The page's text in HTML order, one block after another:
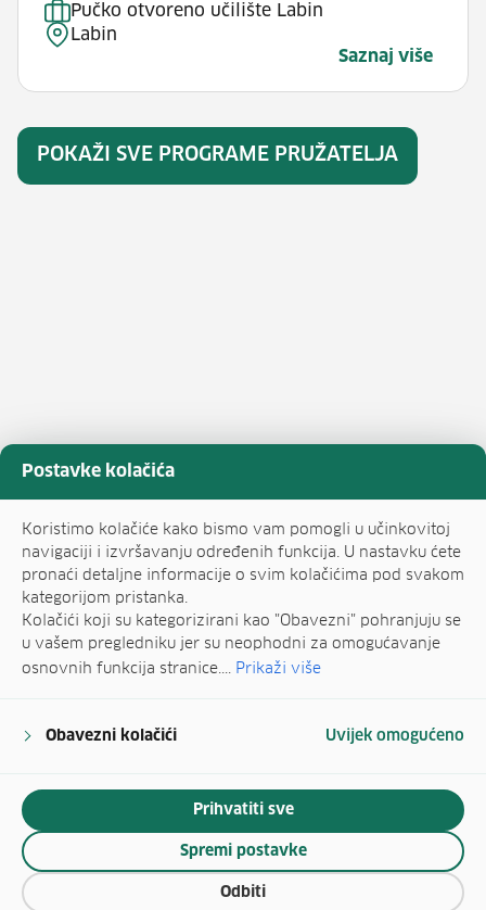
Postavke kolačića
Koristimo kolačiće kako bismo vam pomogli u učinkovitoj
navigaciji i izvršavanju određenih funkcija. U nastavku ćete
pronaći detaljne informacije o svim kolačićima pod svakom
kategorijom pristanka.
Kolačići koji su kategorizirani kao "Obavezni" pohranjuju se
u vašem pregledniku jer su neophodni za omogućavanje
osnovnih funkcija stranice.... Prikaži više
Obavezni kolačići Uvijek omogućeno
Odbiti
Spremi postavke
Prihvatiti sve
Pučko otvoreno učilište Labin
Labin
Saznaj više
POKAŽI SVE PROGRAME PRUŽATELJA